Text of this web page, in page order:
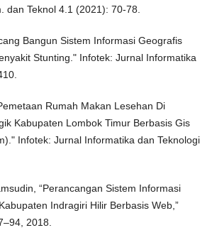
dan Teknol 4.1 (2021): 70-78.
Bangun Sistem Informasi Geografis
Stunting." Infotek: Jurnal Informatika
Rumah Makan Lesehan Di
Kabupaten Lombok Timur Berbasis Gis
Infotek: Jurnal Informatika dan Teknologi
“Perancangan Sistem Informasi
Indragiri Hilir Berbasis Web,”
2018.